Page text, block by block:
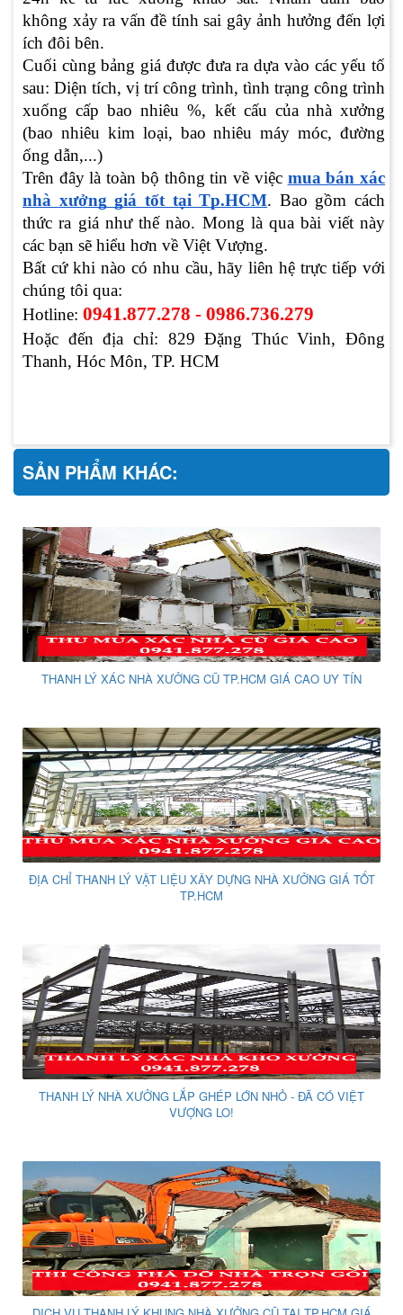
không xảy ra vấn đề tính sai gây ảnh hưởng đến lợi
ích đôi bên.
Cuối cùng bảng giá được đưa ra dựa vào các yếu tố
sau: Diện tích, vị trí công trình, tình trạng công trình
xuống cấp bao nhiêu %, kết cấu của nhà xưởng
(bao nhiêu kim loại, bao nhiêu máy móc, đường
ống dẫn,...)
Trên đây là toàn bộ thông tin về việc mua bán xác
nhà xưởng giá tốt tại Tp.HCM. Bao gồm cách
thức ra giá như thế nào. Mong là qua bài viết này
các bạn sẽ hiểu hơn về Việt Vượng.
Bất cứ khi nào có nhu cầu, hãy liên hệ trực tiếp với
chúng tôi qua:
Hotline: 0941.877.278 - 0986.736.279
Hoặc đến địa chỉ: 829 Đặng Thúc Vinh, Đông
Thanh, Hóc Môn, TP. HCM
SẢN PHẨM KHÁC:
THANH LÝ XÁC NHÀ XƯỞNG CŨ TP.HCM GIÁ CAO UY TÍN
ĐỊA CHỈ THANH LÝ VẬT LIỆU XÂY DỰNG NHÀ XƯỞNG GIÁ TỐT
TP.HCM
THANH LÝ NHÀ XƯỞNG LẮP GHÉP LỚN NHỎ - ĐÃ CÓ VIỆT
VƯỢNG LO!